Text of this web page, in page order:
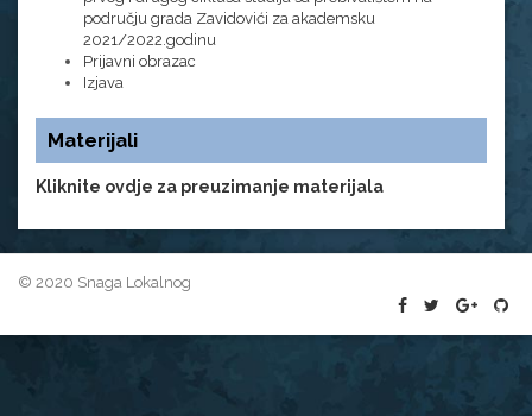
području grada Zavidovići za akademsku
2021/2022.godinu
Prijavni obrazac
Izjava
Materijali
Kliknite ovdje za preuzimanje materijala
© 2020 Snaga Lokalnog